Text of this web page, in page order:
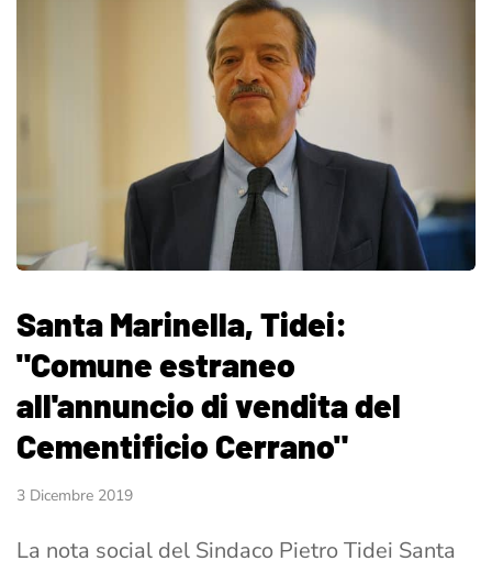
Santa Marinella, Tidei:
"Comune estraneo
all'annuncio di vendita del
Cementificio Cerrano"
3 Dicembre 2019
La nota social del Sindaco Pietro Tidei Santa